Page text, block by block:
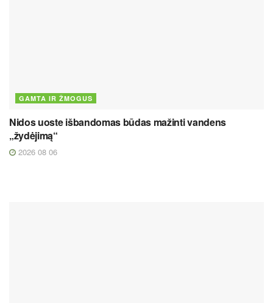
GAMTA IR ŽMOGUS
Nidos uoste išbandomas būdas mažinti vandens
„žydėjimą“
2026 08 06